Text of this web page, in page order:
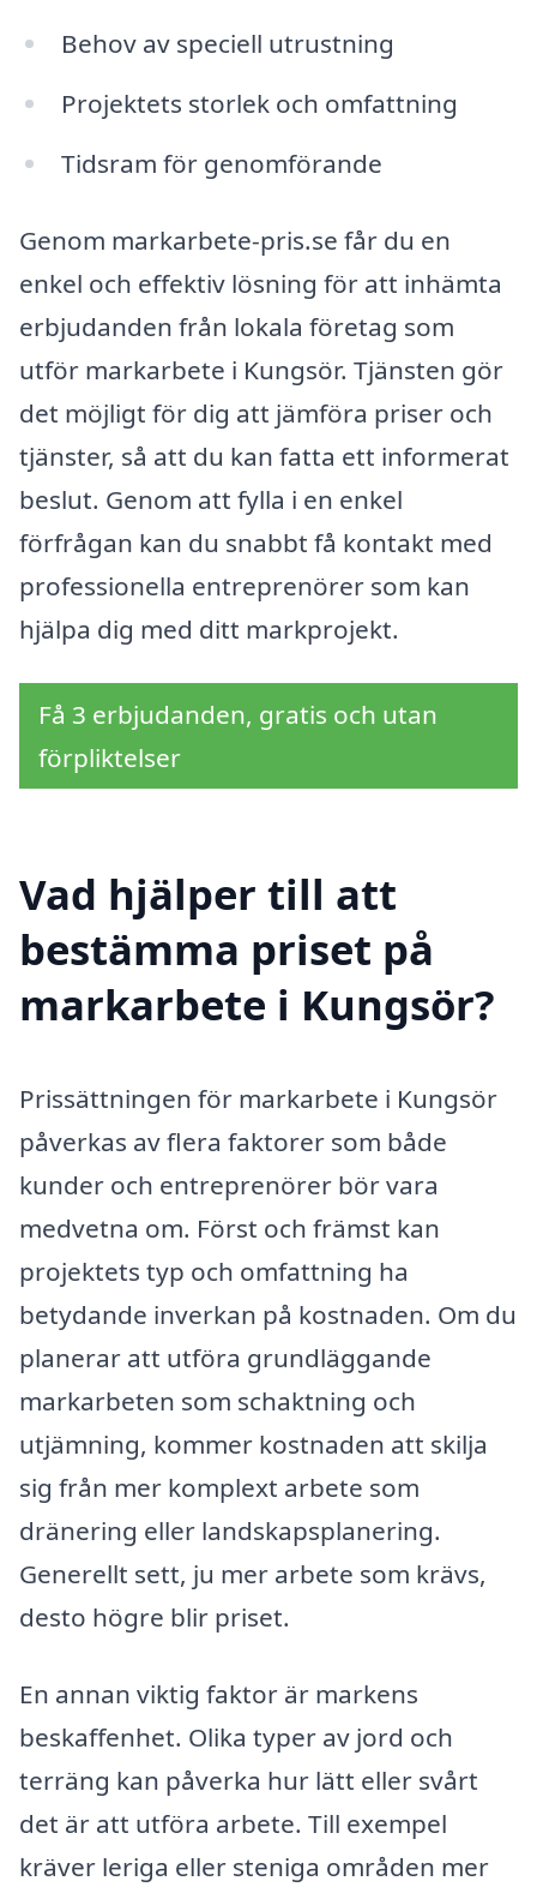
Behov av speciell utrustning
Projektets storlek och omfattning
Tidsram för genomförande
Genom markarbete-pris.se får du en
enkel och effektiv lösning för att inhämta
erbjudanden från lokala företag som
utför markarbete i Kungsör. Tjänsten gör
det möjligt för dig att jämföra priser och
tjänster, så att du kan fatta ett informerat
beslut. Genom att fylla i en enkel
förfrågan kan du snabbt få kontakt med
professionella entreprenörer som kan
hjälpa dig med ditt markprojekt.
Få 3 erbjudanden, gratis och utan
förpliktelser
Vad hjälper till att
bestämma priset på
markarbete i Kungsör?
Prissättningen för markarbete i Kungsör
påverkas av flera faktorer som både
kunder och entreprenörer bör vara
medvetna om. Först och främst kan
projektets typ och omfattning ha
betydande inverkan på kostnaden. Om du
planerar att utföra grundläggande
markarbeten som schaktning och
utjämning, kommer kostnaden att skilja
sig från mer komplext arbete som
dränering eller landskapsplanering.
Generellt sett, ju mer arbete som krävs,
desto högre blir priset.
En annan viktig faktor är markens
beskaffenhet. Olika typer av jord och
terräng kan påverka hur lätt eller svårt
det är att utföra arbete. Till exempel
kräver leriga eller steniga områden mer